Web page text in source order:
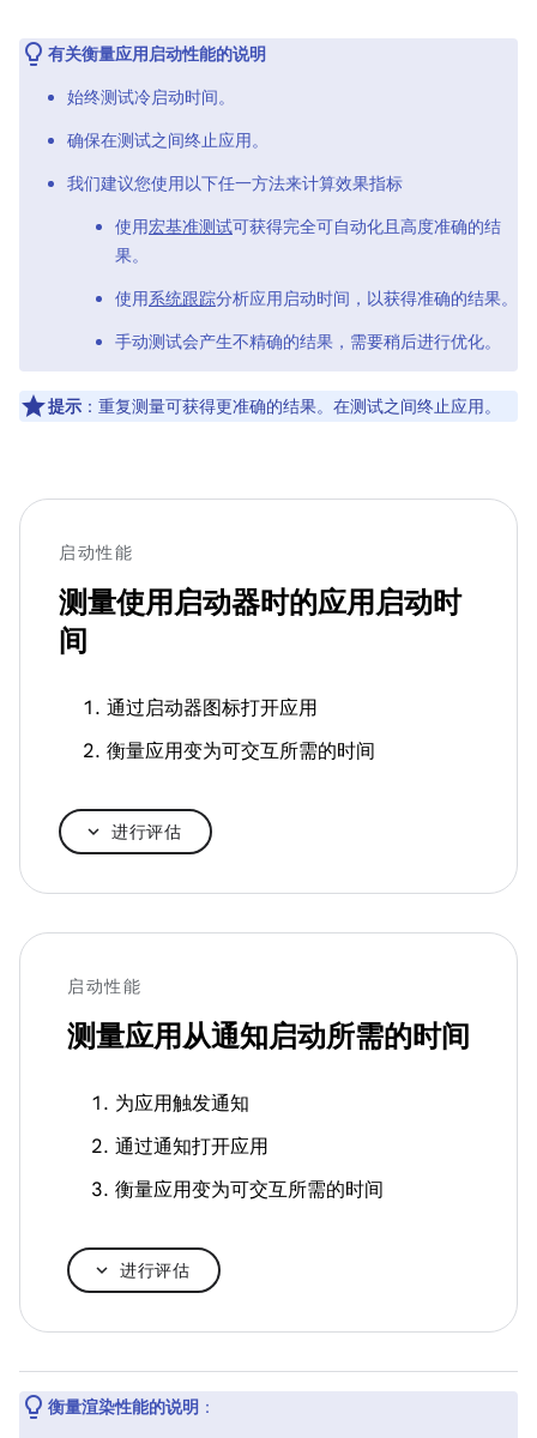
有关衡量应用启动性能的说明
始终测试冷启动时间。
确保在测试之间终止应用。
我们建议您使用以下任一方法来计算效果指标
使用宏基准测试可获得完全可自动化且高度准确的结
果。
使用系统跟踪分析应用启动时间，以获得准确的结果。
手动测试会产生不精确的结果，需要稍后进行优化。
提示 ：重复测量可获得更准确的结果。在测试之间终止应用。
启动性能
测量使用启动器时的应用启动时
间
通过启动器图标打开应用
衡量应用变为可交互所需的时间
进行评估
启动性能
测量应用从通知启动所需的时间
为应用触发通知
通过通知打开应用
衡量应用变为可交互所需的时间
进行评估
衡量渲染性能的说明 ：